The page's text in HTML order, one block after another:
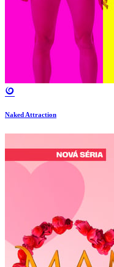
Naked Attraction